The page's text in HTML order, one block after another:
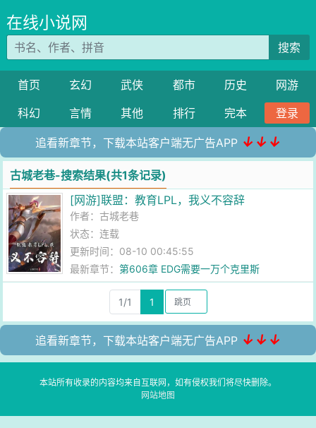
在线小说网
搜索
首页 玄幻 武侠 都市 历史
网游
科幻
言情 其他 排行 完本 登录
追看新章节，下载本站客户端无广告APP ↓↓↓
古城老巷-搜索结果(共1条记录)
[网游]联盟：教育LPL，我义不容辞
作者：古城老巷
状态：连载
更新时间：08-10 00:45:55
最新章节：第606章 EDG需要一万个克里斯
1/1 1
追看新章节，下载本站客户端无广告APP ↓↓↓
本站所有收录的内容均来自互联网，如有侵权我们将尽快删除。
网站地图